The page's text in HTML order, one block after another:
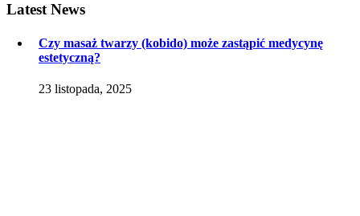
Latest News
Czy masaż twarzy (kobido) może zastąpić medycynę
estetyczną?
23 listopada, 2025